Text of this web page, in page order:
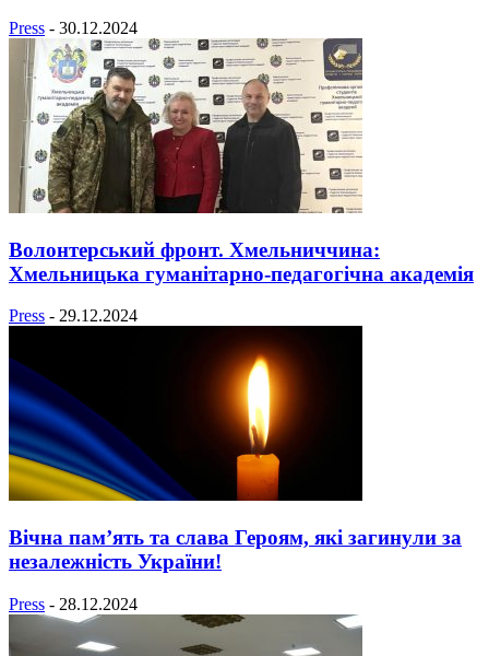
Press - 30.12.2024
Волонтерський фронт. Хмельниччина:
Хмельницька гуманітарно-педагогічна академія
Press - 29.12.2024
Вічна пам’ять та слава Героям, які загинули за
незалежність України!
Press - 28.12.2024